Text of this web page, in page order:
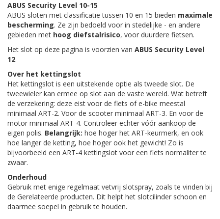
ABUS Security Level 10-15
ABUS sloten met classificatie tussen 10 en 15 bieden maximale
bescherming. Ze zijn bedoeld voor in stedelijke - en andere
gebieden met hoog diefstalrisico, voor duurdere fietsen.
Het slot op deze pagina is voorzien van ABUS Security Level
12.
Over het kettingslot
Het kettingslot is een uitstekende optie als tweede slot. De
tweewieler kan ermee op slot aan de vaste wereld. Wat betreft
de verzekering: deze eist voor de fiets of e-bike meestal
minimaal ART-2. Voor de scooter minimaal ART-3. En voor de
motor minimaal ART-4. Controleer echter vóór aankoop de
eigen polis. Belangrijk: hoe hoger het ART-keurmerk, en ook
hoe langer de ketting, hoe hoger ook het gewicht! Zo is
bijvoorbeeld een ART-4 kettingslot voor een fiets normaliter te
zwaar.
Onderhoud
Gebruik met enige regelmaat vetvrij slotspray, zoals te vinden bij
de Gerelateerde producten. Dit helpt het slotcilinder schoon en
daarmee soepel in gebruik te houden.